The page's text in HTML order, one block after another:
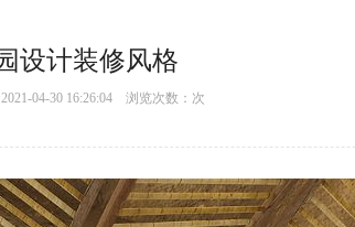
设计装修风格
04-30 16:26:04 浏览次数： 次